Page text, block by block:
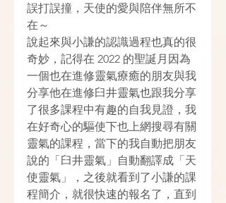
誤打誤撞，天使的愛與陪伴無所不
在～
說起來與小謙的認識過程也真的很
奇妙，記得在 2022 的聖誕月因為
一個也在進修靈氣療癒的朋友與我
分享他在進修臼井靈氣也跟我分享
了很多課程中有趣的自我見證，我
在好奇心的驅使下也上網搜尋有關
靈氣的課程，當下的我自動把朋友
說的「臼井靈氣」自動翻譯成「天
使靈氣」，之後就看到了小謙的課
程簡介，就很快速的報名了，直到